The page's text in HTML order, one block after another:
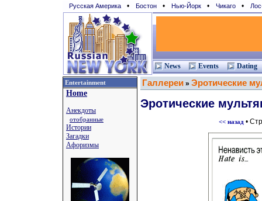
Русская Америка • Бостон • Нью-Йорк • Чикаго •
News Events Dating
Entertainment
Home
Анекдоты
отобранные
Истории
Загадки
Афоризмы
Галлереи » Эротические
Эротические
<< назад•